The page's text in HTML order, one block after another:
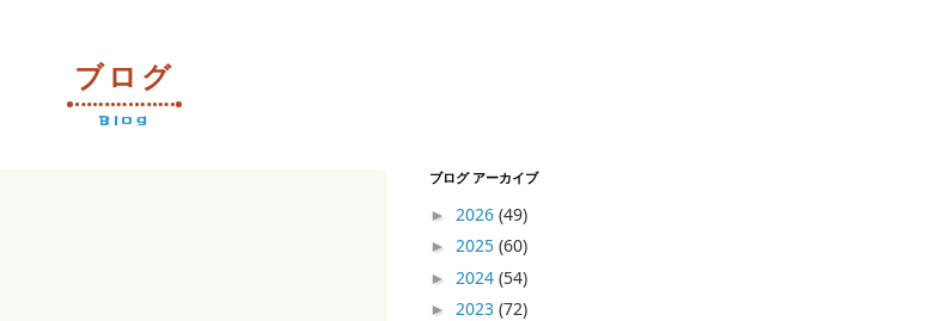
ブログ
Blog
ブログ アーカイブ
► 2026 (49)
► 2025 (60)
► 2024 (54)
► 2023 (72)